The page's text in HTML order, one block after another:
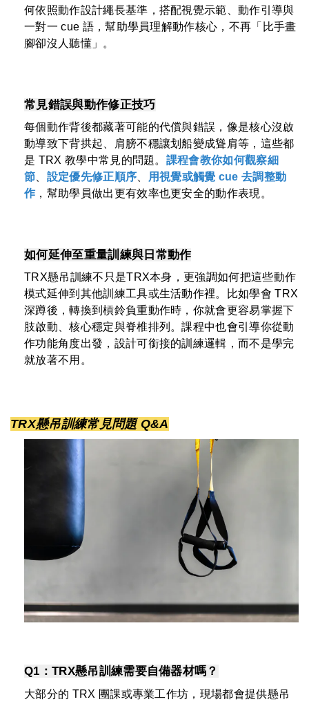
何依照動作設計繩長基準，搭配視覺示範、動作引導與
一對一 cue 語，幫助學員理解動作核心，不再「比手畫
腳卻沒人聽懂」。
常見錯誤與動作修正技巧
每個動作背後都藏著可能的代償與錯誤，像是核心沒啟
動導致下背拱起、肩膀不穩讓划船變成聳肩等，這些都
是 TRX 教學中常見的問題。 課程會教你如何觀察細
節
設定優先修正順序
用視覺或觸覺 cue 去調整動
作，幫助學員做出更有效率也更安全的動作表現。
如何延伸至重量訓練與日常動作
TRX懸吊訓練不只是TRX本身，更強調如何把這些動作
模式延伸到其他訓練工具或生活動作裡。比如學會 TRX
深蹲後，轉換到槓鈴負重動作時，你就會更容易掌握下
肢啟動、核心穩定與脊椎排列。課程中也會引導你從動
作功能角度出發，設計可銜接的訓練邏輯，而不是學完
就放著不用。
TRX懸吊訓練常見問題 Q&A
Q1： TRX懸吊訓練需要自備器材嗎？
大部分的 TRX 團課或專業工作坊，現場都會提供懸吊